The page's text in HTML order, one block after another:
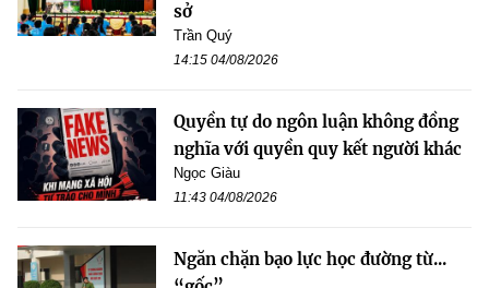
sở
Trần Quý
14:15 04/08/2026
Quyền tự do ngôn luận không đồng
nghĩa với quyền quy kết người khác
Ngọc Giàu
11:43 04/08/2026
Ngăn chặn bạo lực học đường từ...